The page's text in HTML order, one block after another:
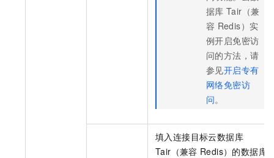
据库 Tair（兼
容 Redis） 实
例开启免密访
问的方法，请
参见开启专有
网络免密访
问。
填入连接目标云数据库
Tair（兼容 Redis） 的数据库